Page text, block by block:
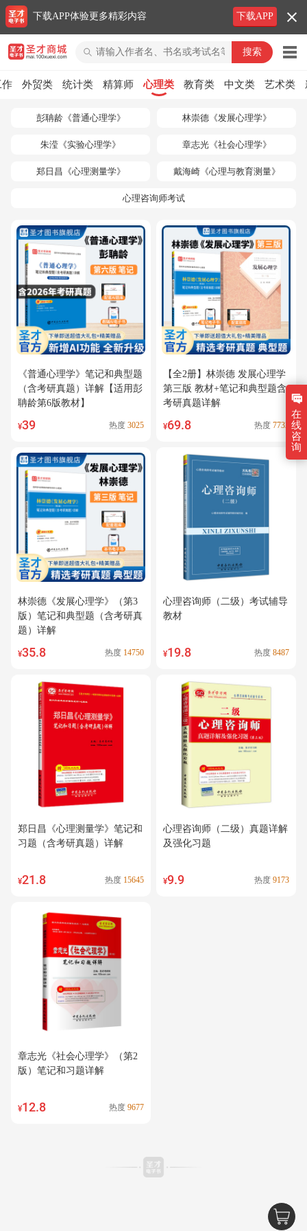
圣才商城
作 外贸类 统计类 精算师 心理类 教育类 中文类 艺术类
彭聃龄《普通心理学》 林崇德《发展心理学》
朱滢《实验心理学》 章志光《社会心理学》
郑日昌《心理测量学》 戴海崎《心理与教育测量》
心理咨询师考试
《普通心理学》笔记和典型题
（含考研真题）详解【适用彭
聃龄第6版教材】
¥39 热度 3025
【全2册】林崇德 发展心理学
第三版 教材+笔记和典型题含
考研真题详解
¥69.8 热度 7732
林崇德《发展心理学》（第3
版）笔记和典型题（含考研真
题）详解
¥35.8 热度 14750
心理咨询师（二级）考试辅导
教材
¥19.8 热度 8487
郑日昌《心理测量学》笔记和
习题（含考研真题）详解
¥21.8 热度 15645
心理咨询师（二级）真题详解
及强化习题
¥9.9 热度 9173
章志光《社会心理学》（第2
版）笔记和习题详解
¥12.8 热度 9677
下载APP
下载APP体验更多精彩内容
在
线
咨
询